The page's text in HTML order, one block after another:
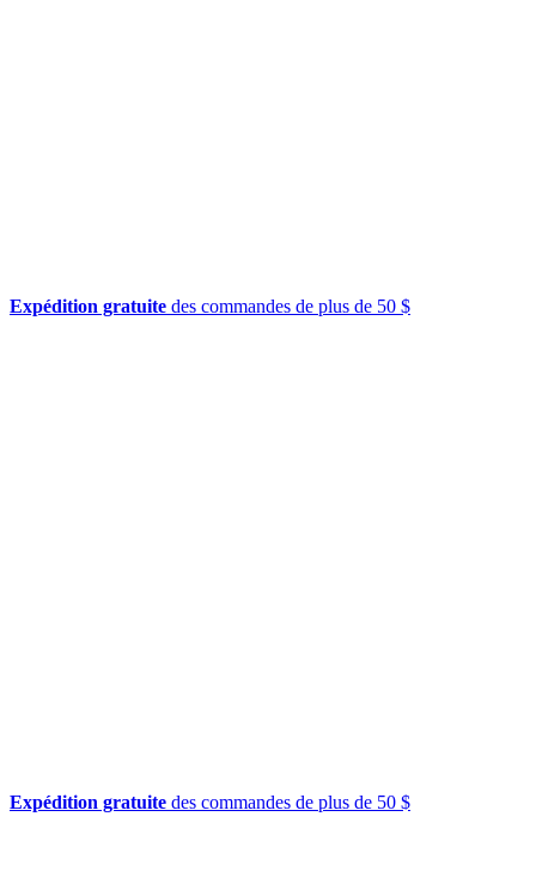
Expédition gratuite des commandes de plus de 50 $
Expédition gratuite des commandes de plus de 50 $